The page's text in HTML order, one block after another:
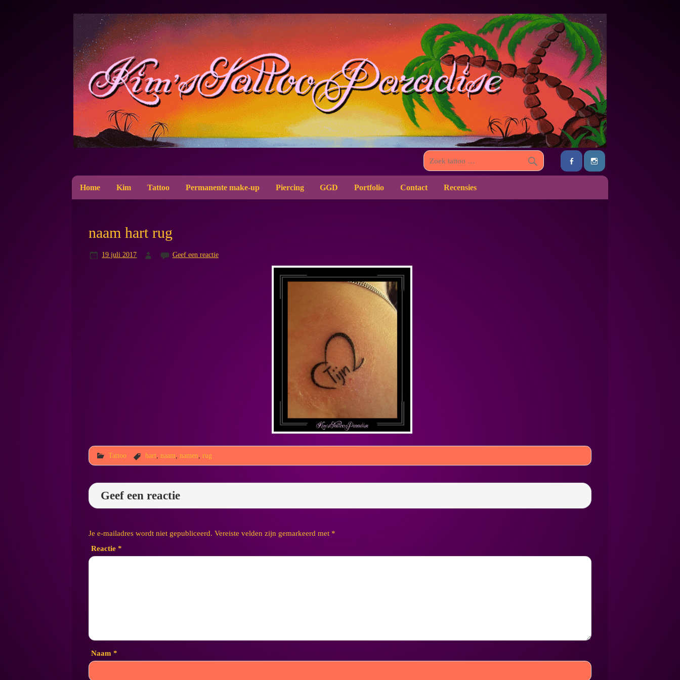
Home Kim Tattoo Permanente make-up Piercing GGD Portfolio Contact Recensies
naam hart rug
19 juli 2017 Geef een reactie
Tattoo hart naam namen rug
Geef een reactie
Je e-mailadres wordt niet gepubliceerd. Vereiste velden zijn gemarkeerd met *
Reactie *
Naam *